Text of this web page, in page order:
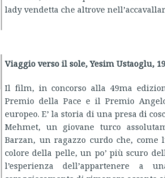
Viaggio verso il sole, Yesim Ustaoglu,
Il film, in concorso alla 49ma
europeo. E’ la storia di una presa di
Mehmet, un giovane turco
Barzan, un ragazzo curdo che,
colore della pelle, un po’ più scuro
l’esperienza dell’appartenere a
coraggiosamente di rimanere accanto